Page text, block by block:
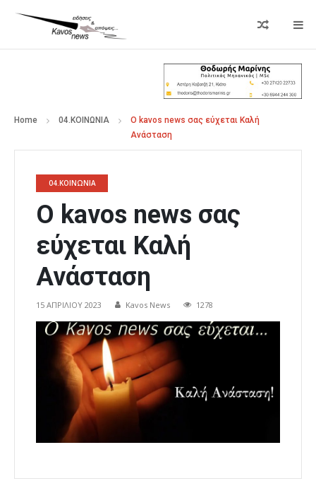
Home 04.ΚΟΙΝΩΝΙΑ
Ο kavos news σας εύχεται Καλή
Ανάσταση
04.ΚΟΙΝΩΝΙΑ
Ο kavos news σας
εύχεται Καλή
Ανάσταση
15 ΑΠΡΙΛΊΟΥ 2023 Kavos News 1278